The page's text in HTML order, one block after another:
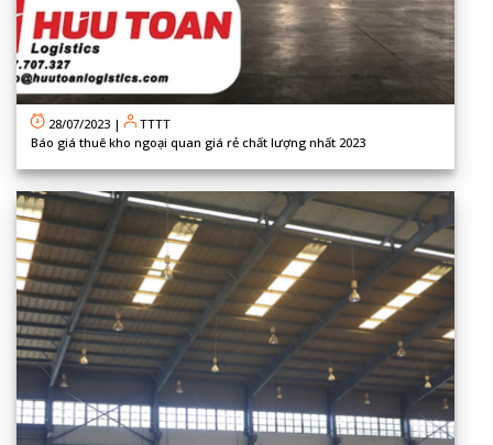
28/07/2023 |
TTTT
Báo giá thuê kho ngoại quan giá rẻ chất lượng nhất 2023